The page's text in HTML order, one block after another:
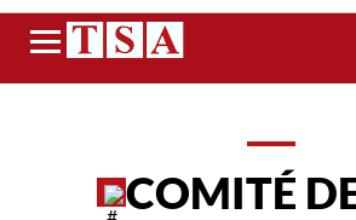
Menu
COMITÉ